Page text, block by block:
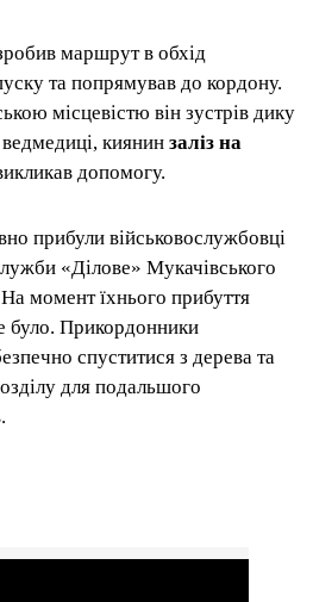
маршрут в обхід
та попрямував до кордону.
місцевістю він зустрів дику
киянин заліз на
допомогу.
прибули військовослужбовці
«Ділове» Мукачівського
момент їхнього прибуття
було. Прикордонники
спуститися з дерева та
для подальшого